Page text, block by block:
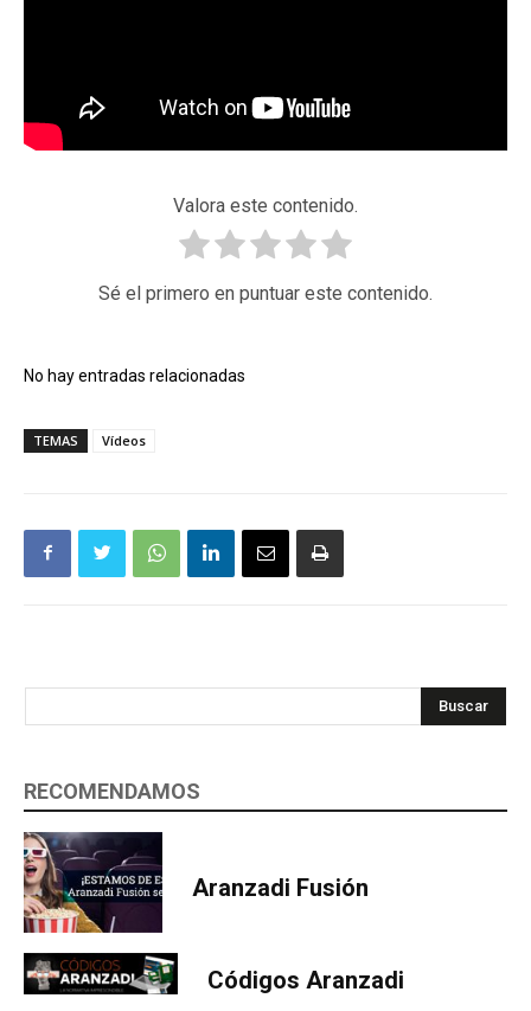
Valora este contenido.
Sé el primero en puntuar este contenido.
No hay entradas relacionadas
TEMAS Vídeos
Buscar
RECOMENDAMOS
Aranzadi Fusión
Códigos Aranzadi